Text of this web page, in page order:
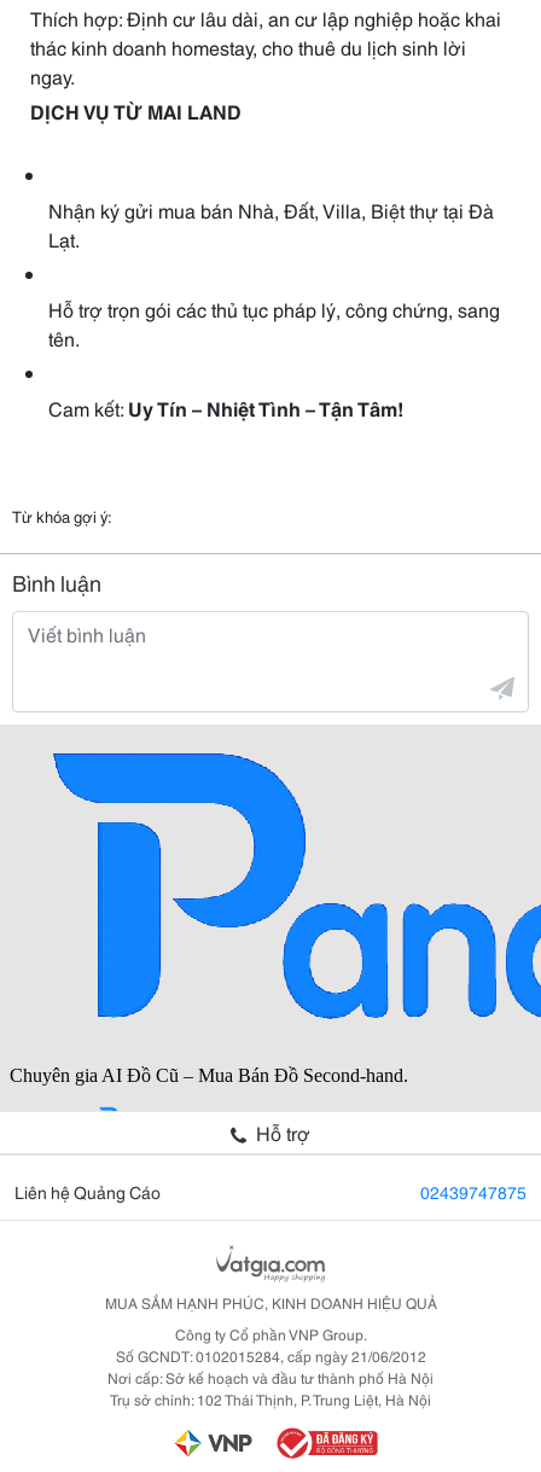
Thích hợp: Định cư lâu dài, an cư lập nghiệp hoặc khai
thác kinh doanh homestay, cho thuê du lịch sinh lời
ngay.
DỊCH VỤ TỪ MAI LAND
Nhận ký gửi mua bán Nhà, Đất, Villa, Biệt thự tại Đà
Lạt.
Hỗ trợ trọn gói các thủ tục pháp lý, công chứng, sang
tên.
Cam kết: Uy Tín – Nhiệt Tình – Tận Tâm!
Từ khóa gợi ý:
Bình luận
Hỗ trợ
Liên hệ Quảng Cáo 02439747875
MUA SẮM HẠNH PHÚC, KINH DOANH HIỆU QUẢ
Công ty Cổ phần VNP Group.
Số GCNDT: 0102015284, cấp ngày 21/06/2012
Nơi cấp: Sở kế hoạch và đầu tư thành phố Hà Nội
Trụ sở chính: 102 Thái Thịnh, P. Trung Liệt, Hà Nội